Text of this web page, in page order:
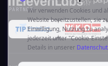
PARTNERWir verwenden Cookies und
Website bereitzustellen, sie
Einwilligung, Nutzung zu
jederzeit unter "Cookie-
Details in unserer